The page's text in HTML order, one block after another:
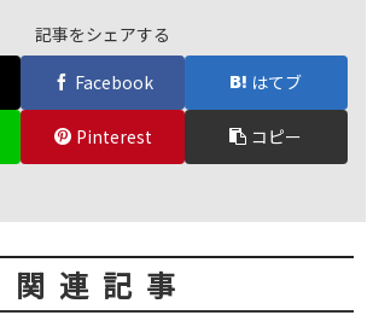
記事をシェアする
Facebook はてブ
Pinterest コピー
関連記事